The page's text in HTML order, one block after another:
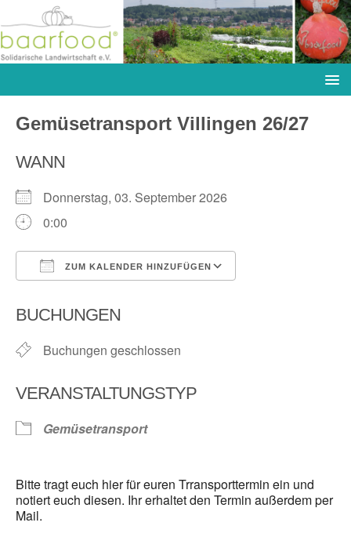
Gemüsetransport Villingen 26/27
WANN
Donnerstag, 03. September 2026
0:00
ZUM KALENDER HINZUFÜGEN
BUCHUNGEN
Buchungen geschlossen
VERANSTALTUNGSTYP
Gemüsetransport
Bitte tragt euch hier für euren Trransporttermin ein und
notiert euch diesen. Ihr erhaltet den Termin außerdem per
Mail.